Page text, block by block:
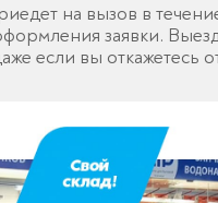
на вызов в
заявки.
если вы откажетесь
Спасибо!
свяжется с вами в